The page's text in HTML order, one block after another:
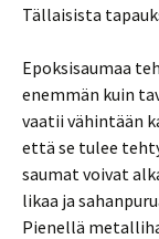
Tällaisista
Epoksisaumaa
enemmän kuin
vaatii vähintään
että se tulee
saumat voivat
likaa ja
Pienellä